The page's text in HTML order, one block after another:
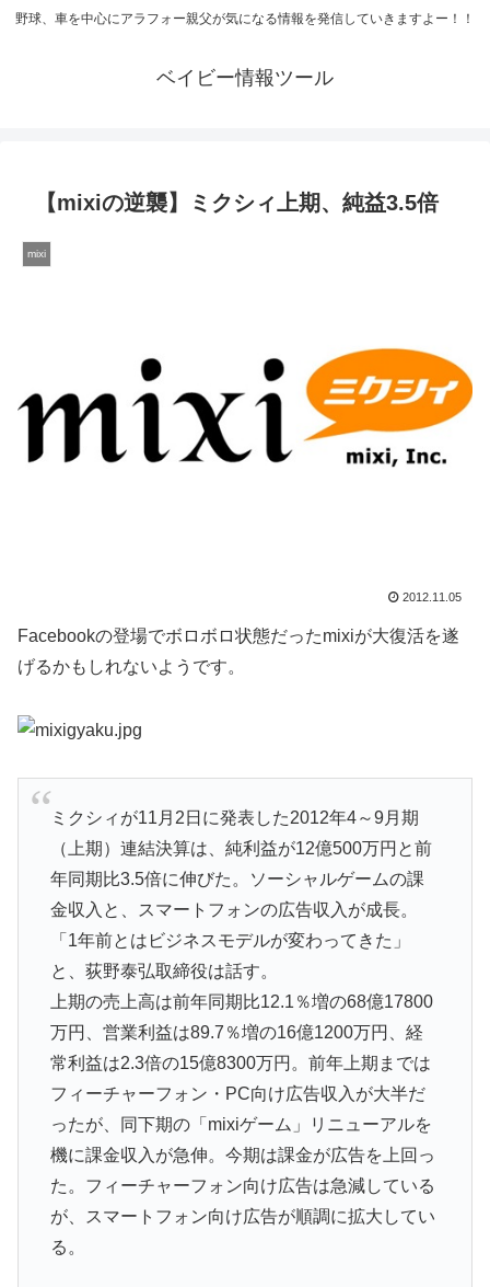
野球、車を中心にアラフォー親父が気になる情報を発信していきますよー！！
ベイビー情報ツール
【mixiの逆襲】ミクシィ上期、純益3.5倍
mixi
2012.11.05
Facebookの登場でボロボロ状態だったmixiが大復活を遂
げるかもしれないようです。
ミクシィが11月2日に発表した2012年4～9月期
（上期）連結決算は、純利益が12億500万円と前
年同期比3.5倍に伸びた。ソーシャルゲームの課
金収入と、スマートフォンの広告収入が成長。
「1年前とはビジネスモデルが変わってきた」
と、荻野泰弘取締役は話す。
上期の売上高は前年同期比12.1％増の68億17800
万円、営業利益は89.7％増の16億1200万円、経
常利益は2.3倍の15億8300万円。前年上期までは
フィーチャーフォン・PC向け広告収入が大半だ
ったが、同下期の「mixiゲーム」リニューアルを
機に課金収入が急伸。今期は課金が広告を上回っ
た。フィーチャーフォン向け広告は急減している
が、スマートフォン向け広告が順調に拡大してい
る。